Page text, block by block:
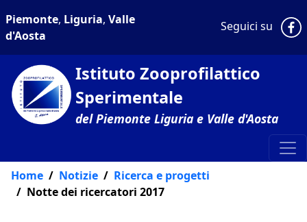
Piemonte, Liguria, Valle
d'Aosta
Seguici su
Istituto Zooprofilattico
Sperimentale
del Piemonte Liguria e Valle d'Aosta
Home Notizie
Ricerca e progetti
Notte dei ricercatori 2017